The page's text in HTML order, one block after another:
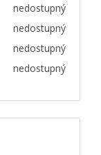
nedostupný
nedostupný
nedostupný
nedostupný